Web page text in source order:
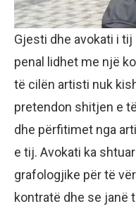
Gjesti dhe avokati i
penal lidhet me një
të cilën artisti nuk
pretendon shitjen e
dhe përfitimet nga
e tij. Avokati ka
grafologjike për të
kontratë dhe se janë